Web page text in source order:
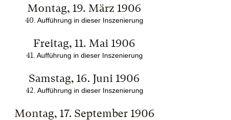
Montag, 19. März 1906
40 Aufführung in dieser Inszenierung
Freitag, 11. Mai 1906
41 Aufführung in dieser Inszenierung
Samstag, 16. Juni 1906
42 Aufführung in dieser Inszenierung
Montag, 17. September 1906